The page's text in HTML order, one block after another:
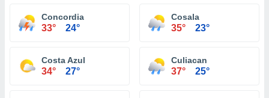
Concordia
33° 24°
Cosala
35° 23°
Costa Azul
34° 27°
Culiacan
37° 25°